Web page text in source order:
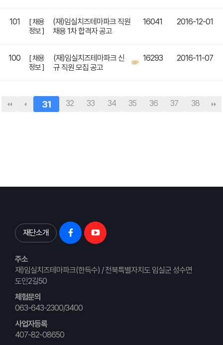
101
[ 채용
정보 ]
(재)임실치즈테마파크 직원
채용 1차 합격자 공고
16041 2016-12-01
100
[ 채용
정보 ]
(재)임실치즈테마파크 신
규 직원 모집 공고
16293 2016-11-07
31 32 33 34 35 36 37 38
재단소개
주소
재)임실치즈테마파크(한득수) / 전북특별자치도 임실군 성수면
도인2길50
체험문의
063-643-2300/3400
사업자등록
407-82-08650